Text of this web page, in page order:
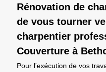
Rénovation de
de vous tourner
charpentier
Couverture à
Pour l’exécution de vos